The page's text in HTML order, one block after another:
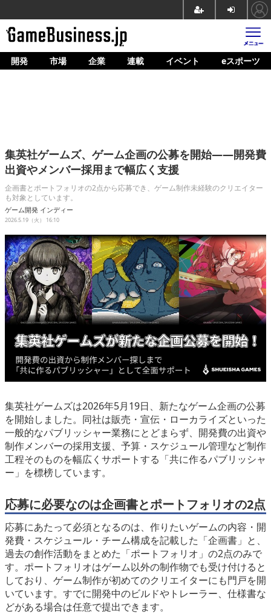
ホーム
企業動向
人材育成
産業政策
連載
イベント/セミナー
eスポーツ
開発 市場 企業 連載 イベント eスポーツ
集英社ゲームズ、ゲーム企画の公募を開始——開発費
出資やメンバー採用まで幅広く支援
企画書とポートフォリオの2点から応募でき、ゲーム制作未経験のクリエイター
も対象としています。
ゲーム開発 インディー
2026.5.19（火） 16:10
集英社ゲームズは2026年5月19日、新たなゲーム企画の公募
を開始しました。同社は販売・宣伝・ローカライズといった
一般的なパブリッシャー業務にとどまらず、開発費の出資や
制作メンバーの採用支援、予算・スケジュール管理など制作
工程そのものを幅広くサポートする「共に作るパブリッシャ
ー」を標榜しています。
応募に必要なのは企画書とポートフォリオの2点
応募にあたって必須となるのは、作りたいゲームの内容・開
発費・スケジュール・チーム構成を記載した「企画書」と、
過去の創作活動をまとめた「ポートフォリオ」の2点のみで
す。ポートフォリオはゲーム以外の制作物でも受け付けると
しており、ゲーム制作が初めてのクリエイターにも門戸を開
いています。すでに開発中のビルドやトレーラー、仕様書な
どがある場合は任意で提出できます。